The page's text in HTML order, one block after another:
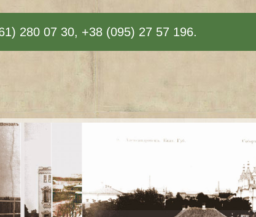
280 07 30, +38 (095) 27 57 196.